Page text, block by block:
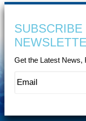
Get the Latest News,